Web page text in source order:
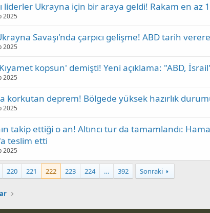
liderler Ukrayna için bir araya geldi! Rakam en az
2025
Savaşı'nda çarpıcı gelişme! ABD tarih
2025
kopsun' demişti! Yeni açıklama: "ABD,
2025
korkutan deprem! Bölgede yüksek hazırlık
2025
takip ettiği o an! Altıncı tur da tamamlandı:
teslim etti
2025
220 221 222 223 224 … 392 Sonraki